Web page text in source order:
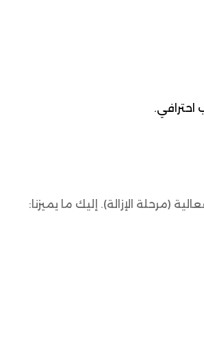
احترافي.
(مرحلة الإزالة). إليك ما يميزنا: